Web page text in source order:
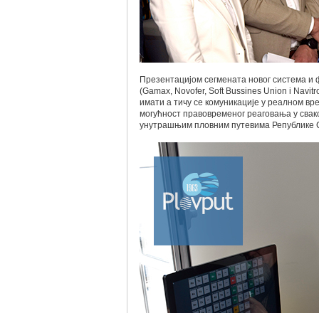
Презентацијом сегмената новог система
(Gamax, Novofer, Soft Bussines Union i
имати а тичу се комуникације у реалном
могућност правовременог реаговања у
унутрашњим пловним путевима Републике